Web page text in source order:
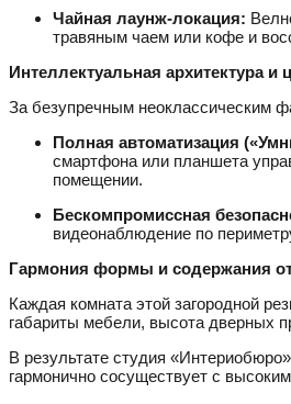
Чайная лаунж-локация:
травяным чаем или кофе и
Интеллектуальная архитектура
За безупречным неоклассическим
Полная автоматизация
смартфона или планшета
помещении.
Бескомпромиссная
видеонаблюдение по
Гармония формы и содержания
Каждая комната этой загородной
габариты мебели, высота дверных
В результате студия
гармонично сосуществует с